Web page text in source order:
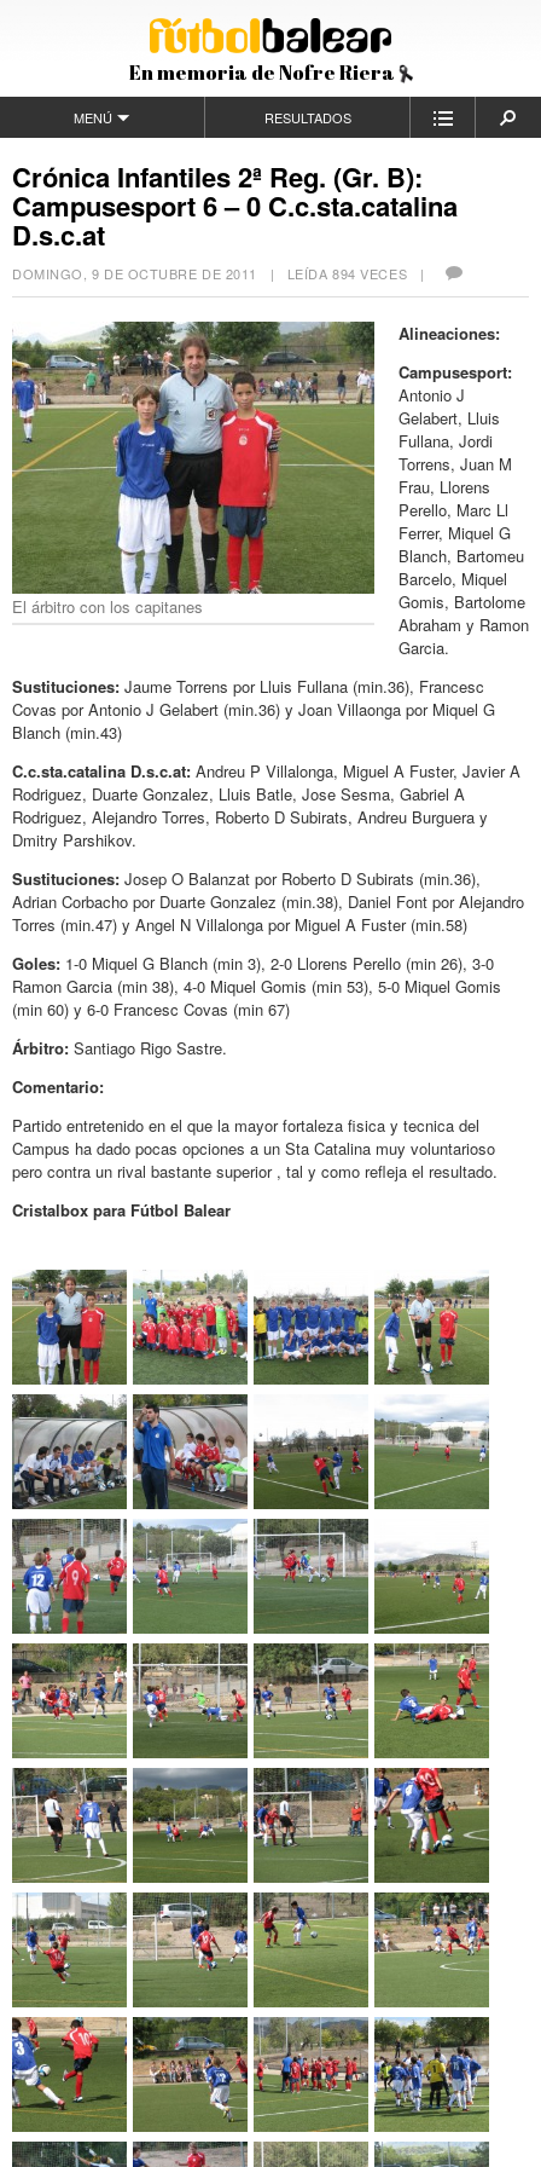
En memoria de Nofre Riera
MENÚ RESULTADOS
Crónica Infantiles 2ª Reg. (Gr. B):
Campusesport 6 – 0 C.c.sta.catalina
D.s.c.at
DOMINGO, 9 DE OCTUBRE DE 2011 | LEÍDA 894 VECES |
El árbitro con los capitanes
Alineaciones:
Campusesport:
Antonio J
Gelabert, Lluis
Fullana, Jordi
Torrens, Juan M
Frau, Llorens
Perello, Marc Ll
Ferrer, Miquel G
Blanch, Bartomeu
Barcelo, Miquel
Gomis, Bartolome
Abraham y Ramon
Garcia.
Sustituciones: Jaume Torrens por Lluis Fullana (min.36), Francesc
Covas por Antonio J Gelabert (min.36) y Joan Villaonga por Miquel G
Blanch (min.43)
C.c.sta.catalina D.s.c.at: Andreu P Villalonga, Miguel A Fuster, Javier A
Rodriguez, Duarte Gonzalez, Lluis Batle, Jose Sesma, Gabriel A
Rodriguez, Alejandro Torres, Roberto D Subirats, Andreu Burguera y
Dmitry Parshikov.
Sustituciones: Josep O Balanzat por Roberto D Subirats (min.36),
Adrian Corbacho por Duarte Gonzalez (min.38), Daniel Font por Alejandro
Torres (min.47) y Angel N Villalonga por Miguel A Fuster (min.58)
Goles: 1-0 Miquel G Blanch (min 3), 2-0 Llorens Perello (min 26), 3-0
Ramon Garcia (min 38), 4-0 Miquel Gomis (min 53), 5-0 Miquel Gomis
(min 60) y 6-0 Francesc Covas (min 67)
Árbitro: Santiago Rigo Sastre.
Comentario:
Partido entretenido en el que la mayor fortaleza fisica y tecnica del
Campus ha dado pocas opciones a un Sta Catalina muy voluntarioso
pero contra un rival bastante superior , tal y como refleja el resultado.
Cristalbox para Fútbol Balear